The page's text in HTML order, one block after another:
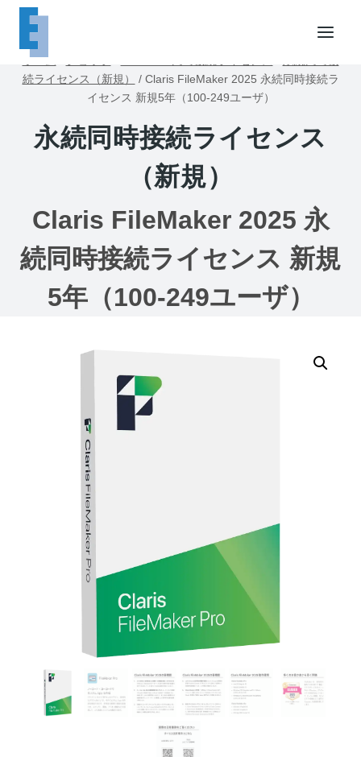
ホーム
続ライセンス（新規）
/ Claris FileMaker 2025 永続同時接続ラ
イセンス 新規5年（100-249ユーザ）
永続同時接続ライセンス
（新規）
Claris FileMaker 2025 永
続同時接続ライセンス 新規
5年（100-249ユーザ）